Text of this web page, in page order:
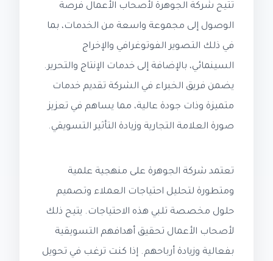
تتيح شركة الجوهرة لأصحاب الأعمال فرصة
الوصول إلى مجموعة واسعة من الخدمات، بما
في ذلك التصوير الفوتوغرافي والإخراج
السينمائي، بالإضافة إلى خدمات الإنتاج والتحرير.
يضمن فريق الخبراء في الشركة تقديم خدمات
متميزة وذات جودة عالية، مما يساهم في تعزيز
صورة العلامة التجارية وزيادة التأثير التسويقي.
تعتمد شركة الجوهرة على منهجية علمية
ومتطورة لتحليل احتياجات العملاء وتصميم
حلول مخصصة تلبي هذه الاحتياجات. يتيح ذلك
لأصحاب الأعمال تحقيق أهدافهم التسويقية
بفعالية وزيادة أرباحهم. إذا كنت ترغب في تحويل